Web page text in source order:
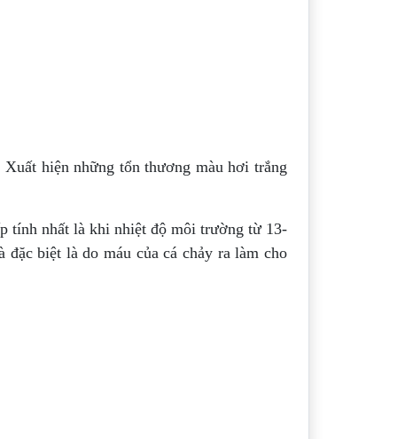
hiện những tổn thương màu hơi trắng
tính nhất là khi nhiệt độ môi trường từ 13-
biệt là do máu của cá chảy ra làm cho